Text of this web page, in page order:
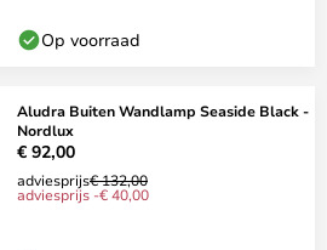
Op voorraad
Aludra Buiten Wandlamp Seaside Black -
Nordlux
€ 92,00
adviesprijs€ 132,00
adviesprijs -€ 40,00